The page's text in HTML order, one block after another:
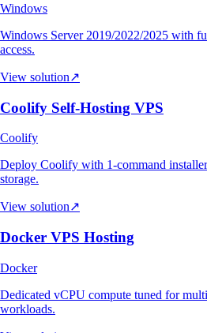
Windows
Windows Server 2019/2022/2025 with
access.
View solution↗
Coolify Self-Hosting VPS
Coolify
Deploy Coolify with 1-command
storage.
View solution↗
Docker VPS Hosting
Docker
Dedicated vCPU compute tuned for
workloads.